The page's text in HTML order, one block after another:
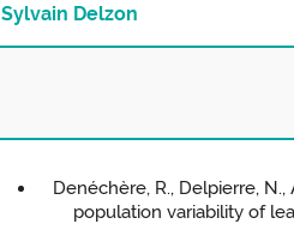
Sylvain Delzon
Denéchère, R., Delpierre, N.,
population variability of